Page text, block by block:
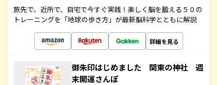
旅先で、近所で、自宅で今すぐ実践！楽しく脳を鍛える５０の
トレーニングを「地球の歩き方」が最新脳科学とともに解説
詳細を見る
御朱印はじめました 関東の神社 週
末開運さんぽ